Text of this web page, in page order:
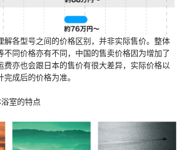
解各型号之间的价格区别，并非实际售价。整体
不同价格亦有不同，中国的售卖价格因为增加了
费亦也会跟日本的售价有很大差异，实际价格以
成后的价格为准。
室的特点